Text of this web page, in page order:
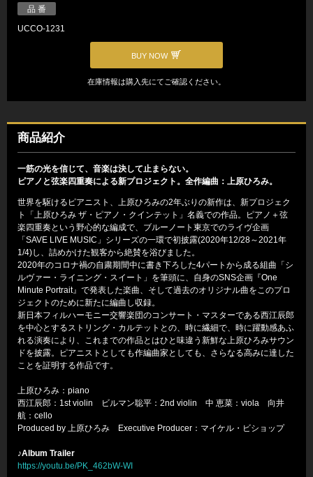
品 番
UCCO-1231
BUY NOW
在庫情報は購入先にてご確認ください。
商品紹介
一筋の光を信じて、音楽は決して止まらない。
ピアノと弦楽四重奏による新プロジェクト。全作編曲：上原ひろみ。
世界を駆けるピアニスト、上原ひろみの2年ぶりの新作は、新プロジェク
ト「上原ひろみ ザ・ピアノ・クインテット」名義での作品。ピアノ＋弦
楽四重奏という野心的な編成で、ブルーノート東京でのライヴ企画
「SAVE LIVE MUSIC」シリーズの一環で初披露(2020年12/28～2021年
1/4)し、詰めかけた観客から絶賛を浴びました。
2020年のコロナ禍の自粛期間中に書き下ろした4パートから成る組曲「シ
ルヴァー・ライニング・スイート」を筆頭に、自身のSNS企画『One
Minute Portrait』で発表した楽曲、そして過去のオリジナル曲をこのプロ
ジェクトのために新たに編曲し収録。
新日本フィルハーモニー交響楽団のコンサート・マスターである西江辰郎
を中心とするストリング・カルテットとの、時に繊細で、時に躍動感あふ
れる演奏により、これまでの作品とはひと味違う新鮮な上原ひろみサウン
ドを披露。ピアニストとしても作編曲家としても、さらなる高みに達した
ことを証明する作品です。
上原ひろみ：piano
西江辰郎：1st violin ビルマン聡平：2nd violin 中 恵菜：viola 向井
航：cello
Produced by 上原ひろみ Executive Producer：マイケル・ビショップ
♪Album Trailer
https://youtu.be/PK_462bW-WI